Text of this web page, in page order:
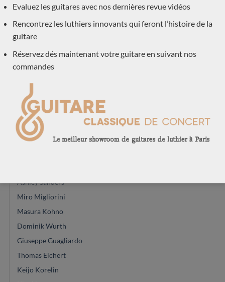
Youri Soroka
Masaki Sakurai
Vasilis Vasileiadis
Johannes Kitselis
Achim-Peter Gropius
Glenn Canin
Rinaldo Vacca
Peter Oberg
Greg Smallman
Ashley Sanders
Miro Migliorini
Masura Kohno
Dominik Wurth
Giuseppe Guagliardo
Thomas Eichert
Keijo Korelin
Evaluez les guitares avec nos dernières revue vidéos
Rencontrez les luthiers innovants qui feront l’histoire de la
guitare
Réservez dés maintenant votre guitare en suivant nos
commandes